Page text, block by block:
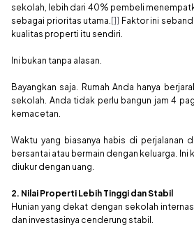
sekolah, lebih dari 40% pembeli
sebagai prioritas utama. [1] Faktor ini
kualitas properti itu sendiri.
Ini bukan tanpa alasan.
Bayangkan saja. Rumah Anda hanya
sekolah. Anda tidak perlu bangun jam 4
kemacetan.
Waktu yang biasanya habis di perjalanan
bersantai atau bermain dengan keluarga. Ini
diukur dengan uang.
2. Nilai Properti Lebih Tinggi dan Stabil
Hunian yang dekat dengan sekolah
dan investasinya cenderung stabil.